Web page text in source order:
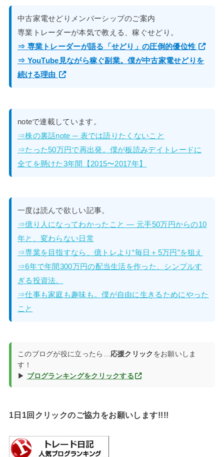
中古家電せどりメンバーシップのご案内
専業トレーダーが本気で教える、稼ぐせどり。
⇒ 専業トレーダーが語る「せどり」の圧倒的優位性
⇒ YouTube見ながら稼ぐ副業。僕が中古家電せどりを
続ける理由
noteで連載しています。
⇒株の裏話note ─ 表では語りたくないこと
⇒たった50万円で再出発。僕が板読みデイトレードに
全てを懸けた3年間【2015〜2017年】
一度は読んで欲しい記事。
⇒億り人になってわかったこと — 元手50万円からの10
年と、変わらない日常
⇒専業を目指すなら、億トレより“毎日＋5万円”を狙え
⇒6年で年間300万円の配当生活を作った、シンプルす
ぎる投資法。
⇒仕事も家庭も趣味も。僕が自由に生きるためにやった
こと
このブログが役に立ったら… 応援クリック をお願いしま
す！
▶ ブログランキングをクリックする
1日1回クリックのご協力をお願いします!!!!